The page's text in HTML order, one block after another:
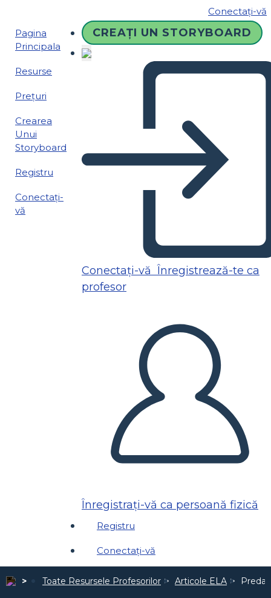
Conectați-vă
Pagina
Principala
Resurse
Prețuri
Crearea
Unui
Storyboard
Registru
Conectați-
vă
CREAȚI UN STORYBOARD
Conectați-vă Înregistrează-te ca
profesor
Înregistrați-vă ca persoană fizică
Registru
Conectați-vă
Toate Resursele Profesorilor Articole ELA